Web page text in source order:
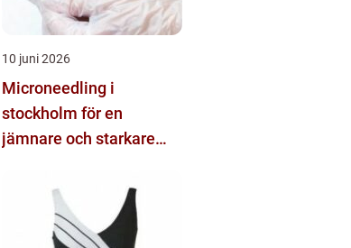
10 juni 2026
Microneedling i
stockholm för en
jämnare och starkare